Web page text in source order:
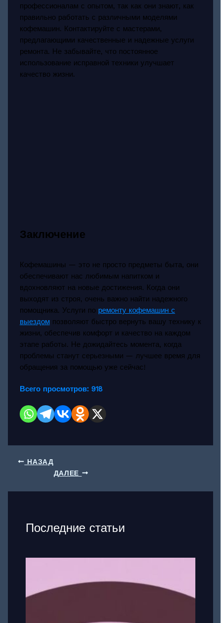
профессионалам с опытом, так как они знают, как
правильно работать с различными моделями
кофемашин. Контактируйте с мастерами,
предлагающими качественные и надежные услуги
ремонта. Не забывайте, что постоянное
использование исправной техники улучшает
качество жизни.
Заключение
Кофемашины — это не просто предметы быта, они
обеспечивают нас любимым напитком и
вдохновляют на новые достижения. Когда они
выходят из строя, очень важно найти надежного
помощника. Услуги по ремонту кофемашин с
выездомпозволяют быстро вернуть вашу технику к
жизни, обеспечив комфорт и качество на каждом
этапе работы. Не дожидайтесь момента, когда
проблемы станут серьезными — лучшее время для
обращения за помощью уже сейчас!
Всего просмотров: 918
НАЗАД
ДАЛЕЕ
Последние статьи